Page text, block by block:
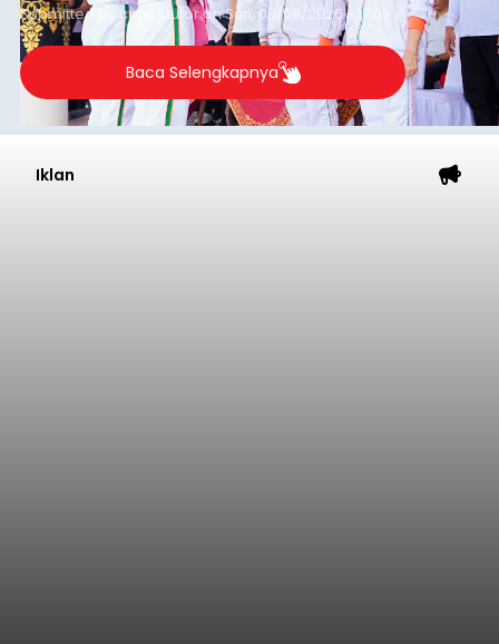
Submitted by contributoronSun, 08/09/2026 - 17:09
Baca Selengkapnya
Iklan